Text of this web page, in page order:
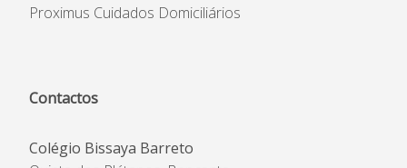
Proximus Cuidados Domiciliários
Contactos
Colégio Bissaya Barreto